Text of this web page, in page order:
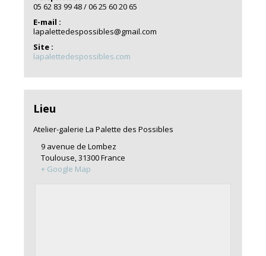
05 62 83 99 48 / 06 25 60 20 65
E-mail :
lapalettedespossibles@gmail.com
Site :
lapalettedespossibles.com
Lieu
Atelier-galerie La Palette des Possibles
9 avenue de Lombez
Toulouse,31300France
+ Google Map